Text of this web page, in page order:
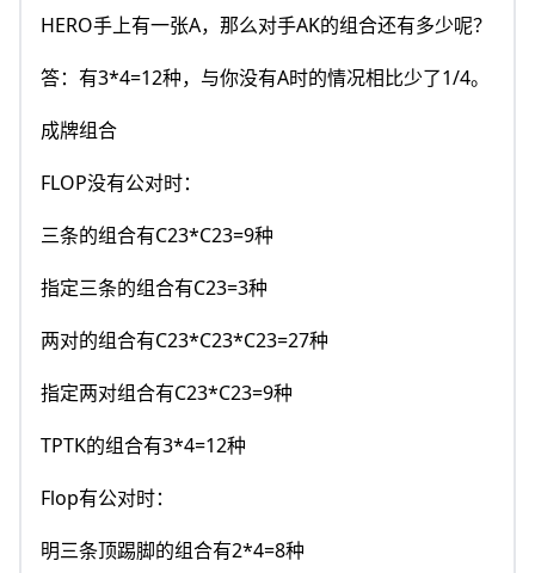
HERO手上有一张A，那么对手AK的组合还有多少呢？
答：有3*4=12种，与你没有A时的情况相比少了1/4。
成牌组合
FLOP没有公对时：
三条的组合有C23*C23=9种
指定三条的组合有C23=3种
两对的组合有C23*C23*C23=27种
指定两对组合有C23*C23=9种
TPTK的组合有3*4=12种
Flop有公对时：
明三条顶踢脚的组合有2*4=8种